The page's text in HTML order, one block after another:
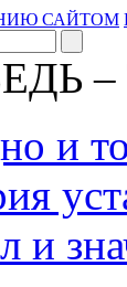
САЙТОМ
и
и